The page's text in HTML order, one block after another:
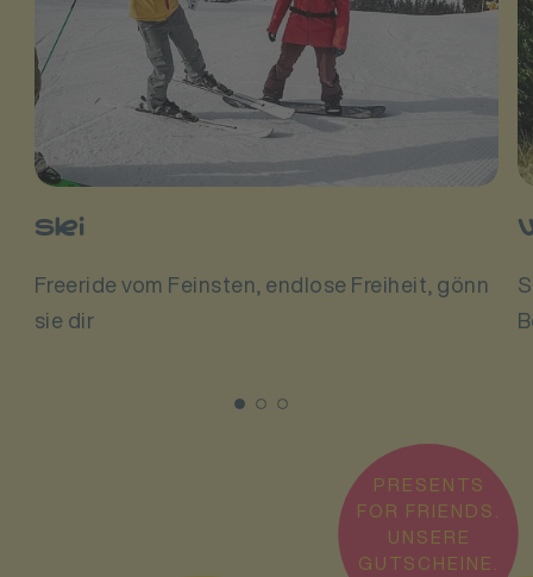
ski
Freeride vom Feinsten, endlose Freiheit, gönn
sie dir
PRESENTS
FOR FRIENDS.
UNSERE
GUTSCHEINE.